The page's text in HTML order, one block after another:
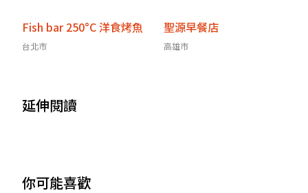
Fish bar 250°C 洋食烤魚
台北市
聖源早餐店
高雄市
延伸閱讀
你可能喜歡